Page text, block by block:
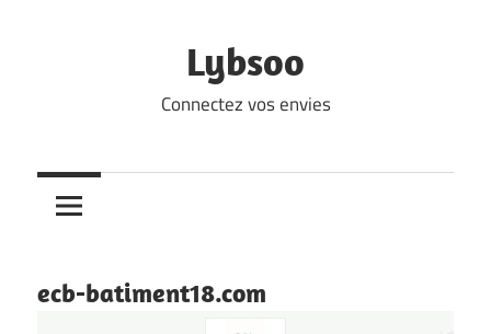
Lybsoo
Connectez vos envies
ecb-batiment18.com